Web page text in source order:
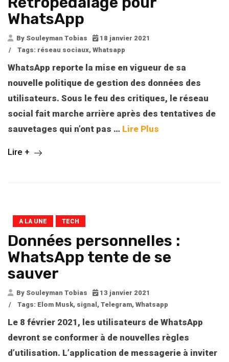
WhatsApp
By Souleyman Tobias
18 janvier 2021
/
Tags: réseau sociaux, Whatsapp
WhatsApp reporte la mise en vigueur de sa
nouvelle politique de gestion des données des
utilisateurs. Sous le feu des critiques, le réseau
social fait marche arrière après des tentatives de
sauvetages qui n’ont pas … Lire Plus
Lire +
A LA UNE TECH
Données personnelles :
WhatsApp tente de se
sauver
By Souleyman Tobias
13 janvier 2021
/
Tags: Elom Musk, signal, Telegram, Whatsapp
Le 8 février 2021, les utilisateurs de WhatsApp
devront se conformer à de nouvelles règles
d’utilisation. L’application de messagerie à inviter